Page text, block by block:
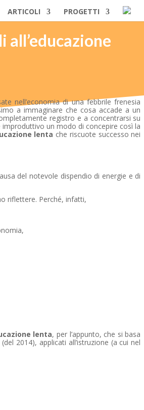
ARTICOLI PROGETTI
nell’economia di una febbrile frenesia
a immaginare che cosa accade a un
registro e a concentrarsi su
un modo di concepire così la
lenta che riscuote successo nei
del notevole dispendio di energie e di
riflettere. Perché, infatti,
lenta, per l’appunto, che si basa
(del 2014), applicati all’istruzione (a cui nel